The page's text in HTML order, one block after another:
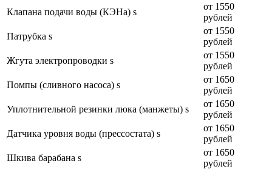
Клапана подачи воды (КЭНа) s
от 1550
рублей
Патрубка s
от 1550
рублей
Жгута электропроводки s
от 1550
рублей
Помпы (сливного насоса) s
от 1650
рублей
Уплотнительной резинки люка (манжеты) s
от 1650
рублей
Датчика уровня воды (прессостата) s
от 1650
рублей
Шкива барабана s
от 1650
рублей